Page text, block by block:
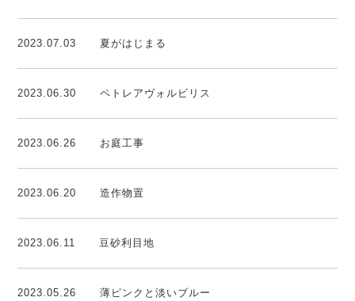
2023.07.03 夏がはじまる
2023.06.30 ペトレアヴォルビリス
2023.06.26 お庭工事
2023.06.20 造作物置
2023.06.11 豆砂利目地
2023.05.26 薄ピンクと淡いブルー